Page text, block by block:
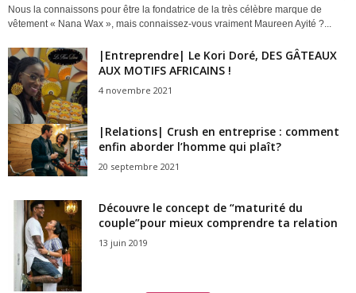
Nous la connaissons pour être la fondatrice de la très célèbre marque de
vêtement « Nana Wax », mais connaissez-vous vraiment Maureen Ayité ?...
|Entreprendre| Le Kori Doré, DES GÂTEAUX
AUX MOTIFS AFRICAINS !
4 novembre 2021
|Relations| Crush en entreprise : comment
enfin aborder l’homme qui plaît?
20 septembre 2021
Découvre le concept de “maturité du
couple”pour mieux comprendre ta relation
13 juin 2019